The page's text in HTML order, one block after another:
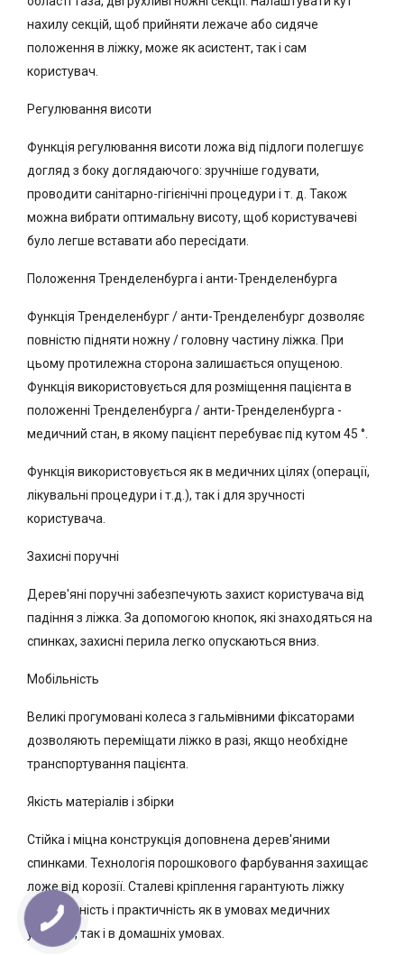
нахилу секцій, щоб прийняти лежаче або сидяче
положення в ліжку, може як асистент, так і сам
користувач.
Регулювання висоти
Функція регулювання висоти ложа від підлоги полегшує
догляд з боку доглядаючого: зручніше годувати,
проводити санітарно-гігієнічні процедури і т. д. Також
можна вибрати оптимальну висоту, щоб користувачеві
було легше вставати або пересідати.
Положення Тренделенбурга і анти-Тренделенбурга
Функція Тренделенбург / анти-Тренделенбург дозволяє
повністю підняти ножну / головну частину ліжка. При
цьому протилежна сторона залишається опущеною.
Функція використовується для розміщення пацієнта в
положенні Тренделенбурга / анти-Тренделенбурга -
медичний стан, в якому пацієнт перебуває під кутом 45 °.
Функція використовується як в медичних цілях (операції,
лікувальні процедури і т.д.), так і для зручності
користувача.
Захисні поручні
Дерев'яні поручні забезпечують захист користувача від
падіння з ліжка. За допомогою кнопок, які знаходяться на
спинках, захисні перила легко опускаються вниз.
Мобільність
Великі прогумовані колеса з гальмівними фіксаторами
дозволяють переміщати ліжко в разі, якщо необхідне
транспортування пацієнта.
Якість матеріалів і збірки
Стійка і міцна конструкція доповнена дерев'яними
спинками. Технологія порошкового фарбування захищає
ложе від корозії. Сталеві кріплення гарантують ліжку
довговічність і практичність як в умовах медичних
установ, так і в домашніх умовах.